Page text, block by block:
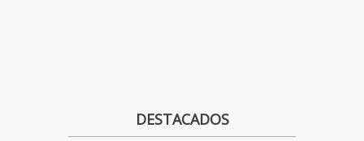
DESTACADOS